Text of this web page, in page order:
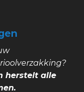
herstelt alle